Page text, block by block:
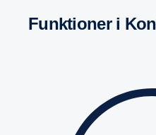
Funktioner i